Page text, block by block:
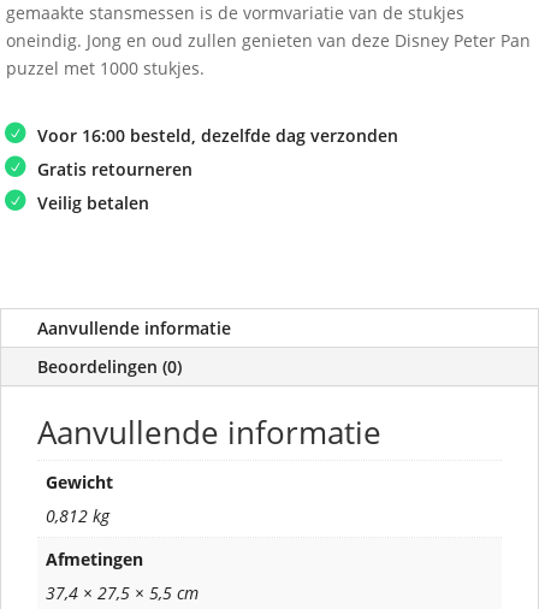
gemaakte stansmessen is de vormvariatie van de stukjes
oneindig. Jong en oud zullen genieten van deze Disney Peter Pan
puzzel met 1000 stukjes.
Voor 16:00 besteld, dezelfde dag verzonden
Gratis retourneren
Veilig betalen
Aanvullende informatie
Beoordelingen (0)
Aanvullende informatie
Gewicht
0,812 kg
Afmetingen
37,4 × 27,5 × 5,5 cm